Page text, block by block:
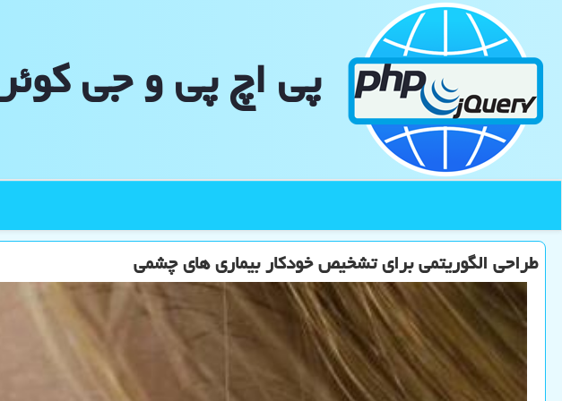
پی اچ پی و جی
طراحی الگوریتمی برای تشخیص خودکار بیماری های چشمی